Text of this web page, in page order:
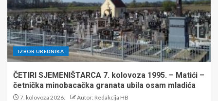
IZBOR UREDNIKA
ČETIRI SJEMENIŠTARCA 7. kolovoza 1995. – Matići –
četnička minobacačka granata ubila osam mladića
7. kolovoza 2026. Autor: Redakcija HB